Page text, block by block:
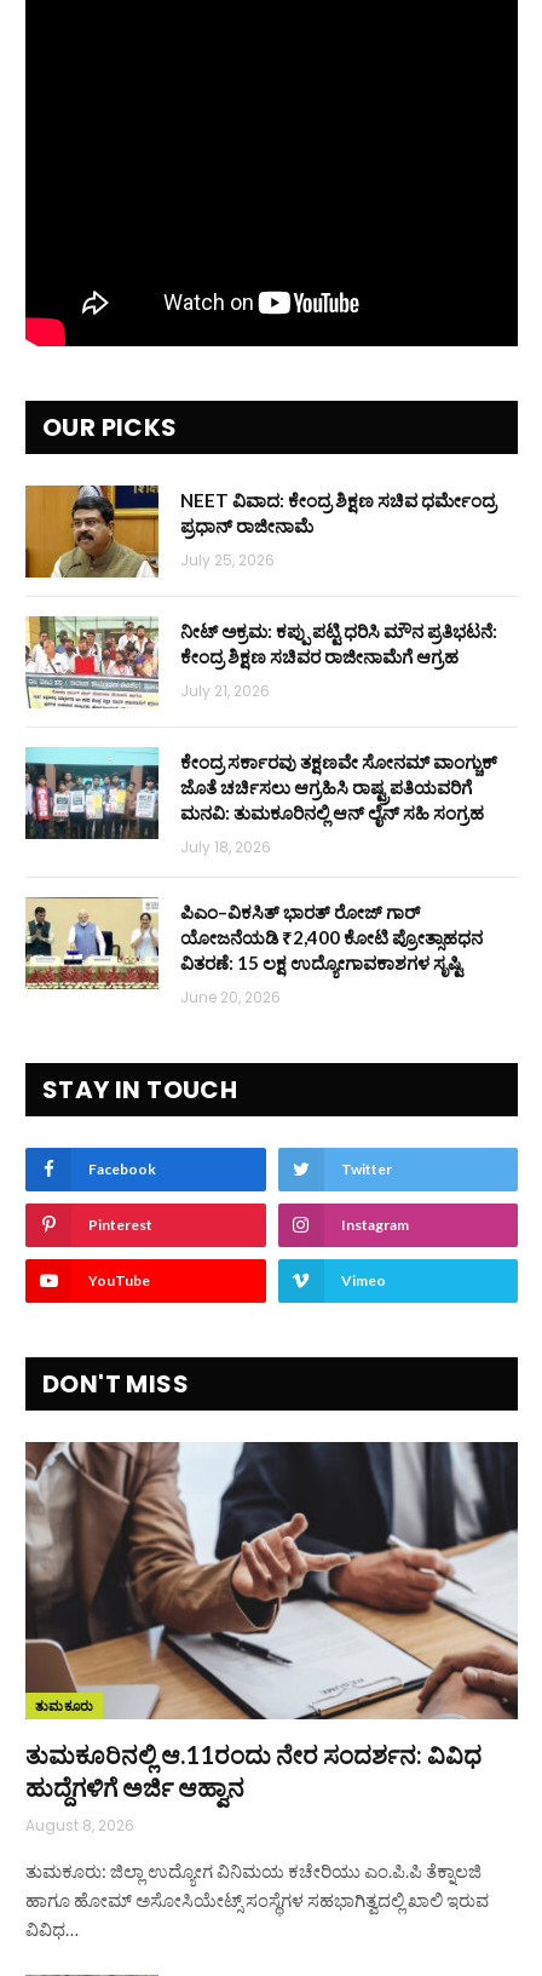
OUR PICKS
NEET ವಿವಾದ: ಕೇಂದ್ರ ಶಿಕ್ಷಣ ಸಚಿವ ಧರ್ಮೇಂದ್ರ
ಪ್ರಧಾನ್ ರಾಜೀನಾಮೆ
July 25, 2026
ನೀಟ್ ಅಕ್ರಮ: ಕಪ್ಪು ಪಟ್ಟಿ ಧರಿಸಿ ಮೌನ ಪ್ರತಿಭಟನೆ:
ಕೇಂದ್ರ ಶಿಕ್ಷಣ ಸಚಿವರ ರಾಜೀನಾಮೆಗೆ ಆಗ್ರಹ
July 21, 2026
ಕೇಂದ್ರ ಸರ್ಕಾರವು ತಕ್ಷಣವೇ ಸೋನಮ್ ವಾಂಗ್ಚುಕ್
ಜೊತೆ ಚರ್ಚಿಸಲು ಆಗ್ರಹಿಸಿ ರಾಷ್ಟ್ರಪತಿಯವರಿಗೆ
ಮನವಿ: ತುಮಕೂರಿನಲ್ಲಿ ಆನ್‌ ಲೈನ್ ಸಹಿ ಸಂಗ್ರಹ
July 18, 2026
ಪಿಎಂ–ವಿಕಸಿತ್ ಭಾರತ್ ರೋಜ್‌ ಗಾರ್
ಯೋಜನೆಯಡಿ ₹2,400 ಕೋಟಿ ಪ್ರೋತ್ಸಾಹಧನ
ವಿತರಣೆ: 15 ಲಕ್ಷ ಉದ್ಯೋಗಾವಕಾಶಗಳ ಸೃಷ್ಟಿ
June 20, 2026
STAY IN TOUCH
Facebook Twitter
Pinterest Instagram
YouTube Vimeo
DON'T MISS
ತುಮಕೂರು
ತುಮಕೂರಿನಲ್ಲಿ ಆ.11ರಂದು ನೇರ ಸಂದರ್ಶನ: ವಿವಿಧ
ಹುದ್ದೆಗಳಿಗೆ ಅರ್ಜಿ ಆಹ್ವಾನ
August 8, 2026
ತುಮಕೂರು: ಜಿಲ್ಲಾ ಉದ್ಯೋಗ ವಿನಿಮಯ ಕಚೇರಿಯು ಎಂ.ಪಿ.ಪಿ ತೆಕ್ನಾಲಜಿ
ಹಾಗೂ ಹೋಮ್ ಅಸೋಸಿಯೇಟ್ಸ್ ಸಂಸ್ಥೆಗಳ ಸಹಭಾಗಿತ್ವದಲ್ಲಿ ಖಾಲಿ ಇರುವ
ವಿವಿಧ…